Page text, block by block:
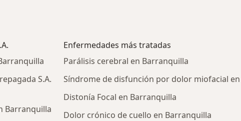
S.A.
Barranquilla
Enfermedades más tratadas
Parálisis cerebral en Barranquilla
Síndrome de disfunción por dolor miofacial
Distonía Focal en Barranquilla
Dolor crónico de cuello en Barranquilla